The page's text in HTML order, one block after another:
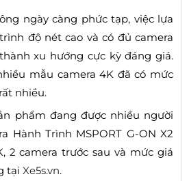
ngày càng phức tạp, việc lựa
độ nét cao và có đủ camera
xu hướng cực kỳ đáng giá.
mẫu camera 4K đã có mức
nhiều.
phẩm đang được nhiều người
Hành Trình MSPORT G-ON X2
2 camera trước sau và mức giá
tại Xe5s.vn.